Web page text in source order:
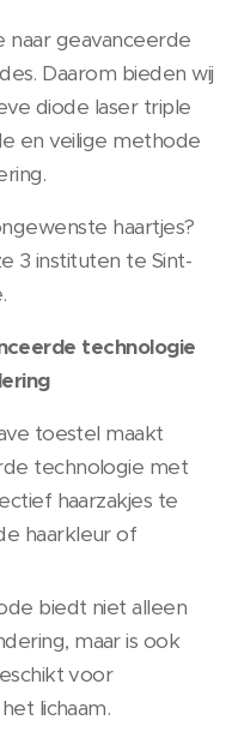
naar geavanceerde
Daarom bieden wij
diode laser triple
en veilige methode
haartjes?
3 instituten te Sint-
technologie
toestel maakt
technologie met
haarzakjes te
haarkleur of
biedt niet alleen
maar is ook
voor
lichaam.